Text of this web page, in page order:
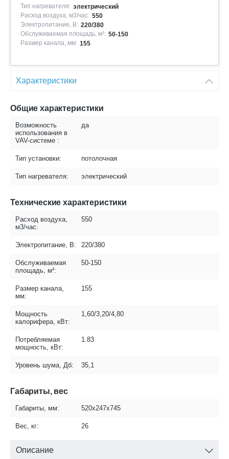
Тип нагревателя: электрический
Расход воздуха, м3/час: 550
Электропитание, В: 220/380
Обслуживаемая площадь, м²: 50-150
Размер канала, мм: 155
Характеристики
Общие характеристики
Возможность
использования в
VAV-системе :
да
Тип установки: потолочная
Тип нагревателя: электрический
Технические характеристики
Расход воздуха,
м3/час:
550
Электропитание, В: 220/380
Обслуживаемая
площадь, м²:
50-150
Размер канала,
мм:
155
Мощность
калорифера, кВт:
1,60/3,20/4,80
Потребляемая
мощность, кВт:
1.83
Уровень шума, Дб: 35,1
Габариты, вес
Габариты, мм: 520х247х745
Вес, кг: 26
Описание